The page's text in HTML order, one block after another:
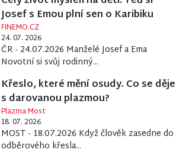
Josef s Emou plní sen o Karibiku
FINEMO.CZ
24. 07. 2026
ČR - 24.07.2026 Manželé Josef a Ema
Novotní si svůj rodinný...
Křeslo, které mění osudy. Co se děje
s darovanou plazmou?
Plazma Most
18. 07. 2026
MOST - 18.07.2026 Když člověk zasedne do
odběrového křesla...